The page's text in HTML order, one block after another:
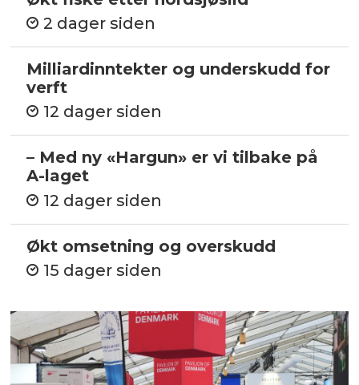
2 dager siden
Milliardinntekter og underskudd for
verft
12 dager siden
– Med ny «Hargun» er vi tilbake på
A-laget
12 dager siden
Økt omsetning og overskudd
15 dager siden